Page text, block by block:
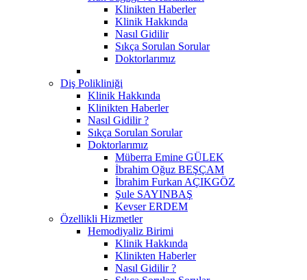
Klinikten Haberler
Klinik Hakkında
Nasıl Gidilir
Sıkça Sorulan Sorular
Doktorlarımız
Diş Polikliniği
Klinik Hakkında
Klinikten Haberler
Nasıl Gidilir ?
Sıkça Sorulan Sorular
Doktorlarımız
Müberra Emine GÜLEK
İbrahim Oğuz BEŞÇAM
İbrahim Furkan AÇIKGÖZ
Şule SAYINBAŞ
Kevser ERDEM
Özellikli Hizmetler
Hemodiyaliz Birimi
Klinik Hakkında
Klinikten Haberler
Nasıl Gidilir ?